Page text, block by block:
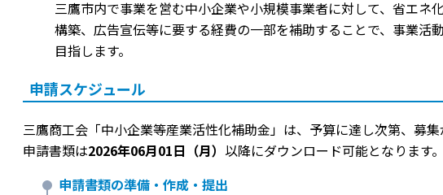
三鷹市内で事業を営む中小企業や小規模事業者に対して、省エ
構築、広告宣伝等に要する経費の一部を補助することで、事業
目指します。
申請スケジュール
三鷹商工会「中小企業等産業活性化補助金」は、予算に達し次第、募
申請書類は2026年06月01日（月） 以降にダウンロード可能となります。
申請書類の準備・作成・提出